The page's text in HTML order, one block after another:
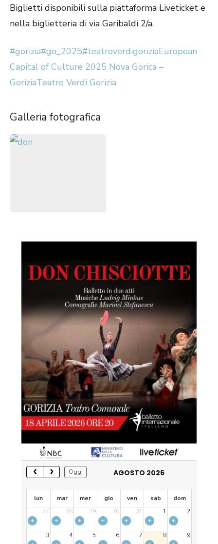
Biglietti disponibili sulla piattaforma Liveticket e
nella biglietteria di via Garibaldi 2/a.
#gorizia#go_2025#teatroverdigoriziaEuropean
Capital of Culture 2025 Nova Gorica –
GoriziaTeatro Verdi Gorizia
Galleria fotografica
Oggi AGOSTO 2026
lun mar mer gio ven sab
dom
27
28 29 30 31 1
2
+
+ + + + +
+
3
4 5 6 7 8
9